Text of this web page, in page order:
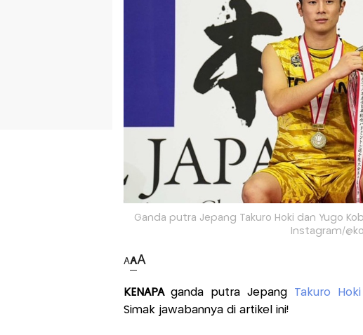
Ganda putra Jepang Takuro Hoki dan Yugo
Instagram/
AAA
KENAPAganda putra Jepang Takuro
Simak jawabannya di artikel ini!